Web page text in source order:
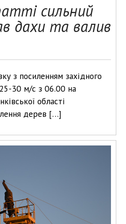
сильний
дахи та валив
з посиленням західного
30 м/с з 06.00 на
області
дерев […]